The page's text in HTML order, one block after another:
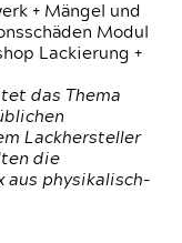
+ Mängel und
Modul
Lackierung +
das Thema
Lackhersteller
die
aus physikalisch-